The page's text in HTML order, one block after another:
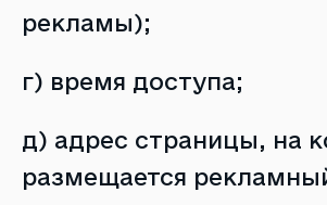
рекламы);
г) время доступа;
д) адрес страницы, на
размещается